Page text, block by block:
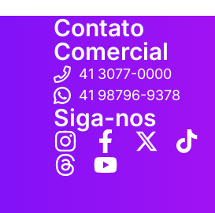
Contato
Comercial
41 3077-0000
41 98796-9378
Siga-nos